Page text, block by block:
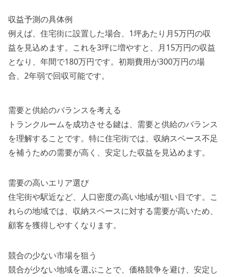
収益予測の具体例
例えば、住宅街に設置した場合、1坪あたり月5万円の収
益を見込めます。これを3坪に増やすと、月15万円の収益
となり、年間で180万円です。初期費用が300万円の場
合、2年弱で回収可能です。
需要と供給のバランスを考える
トランクルームを成功させる鍵は、需要と供給のバランス
を理解することです。特に住宅街では、収納スペース不足
を補うための需要が高く、安定した収益を見込めます。
需要の高いエリア選び
住宅街や駅近など、人口密度の高い地域が狙い目です。こ
れらの地域では、収納スペースに対する需要が高いため、
顧客を獲得しやすくなります。
競合の少ない市場を狙う
競合が少ない地域を選ぶことで、価格競争を避け、安定し